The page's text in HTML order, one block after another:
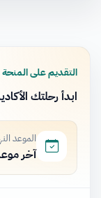
التقديم على المنحة
ابدأ رحلتك
الموعد
آخر موعد: 30 أبريل